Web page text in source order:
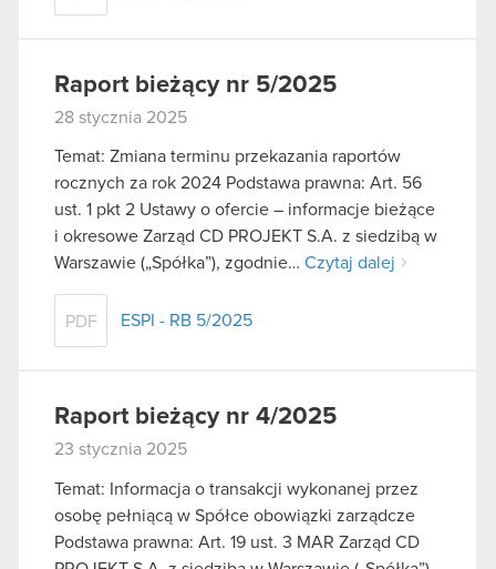
Raport bieżący nr 5/2025
28 stycznia 2025
Temat: Zmiana terminu przekazania raportów
rocznych za rok 2024 Podstawa prawna: Art. 56
ust. 1 pkt 2 Ustawy o ofercie – informacje bieżące
i okresowe Zarząd CD PROJEKT S.A. z siedzibą w
Warszawie („Spółka”), zgodnie… Czytaj dalej
PDF ESPI - RB 5/2025
Raport bieżący nr 4/2025
23 stycznia 2025
Temat: Informacja o transakcji wykonanej przez
osobę pełniącą w Spółce obowiązki zarządcze
Podstawa prawna: Art. 19 ust. 3 MAR Zarząd CD